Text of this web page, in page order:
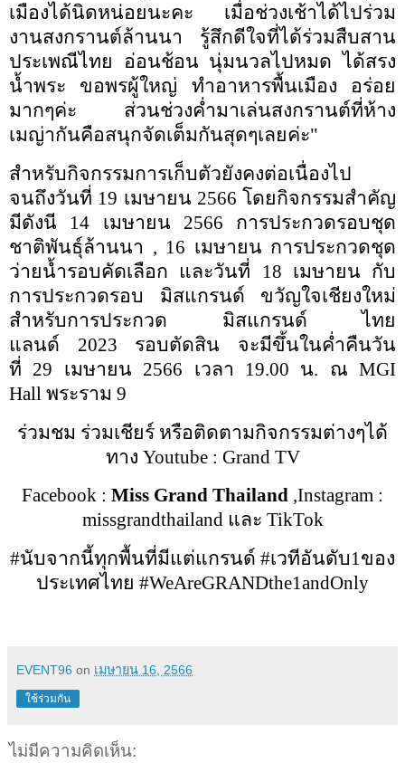
เมืองได้นิดหน่อยนะคะ
เมื่อช่วงเช้าได้ไปร่วม
งานสงกรานต์ล้านนา รู้สึกดีใจที่ได้ร่วมสืบสาน
ประเพณีไทย อ่อนช้อน นุ่มนวลไปหมด ได้สรง
น้ำพระ ขอพรผู้ใหญ่ ทำอาหารพื้นเมือง อร่อย
มากๆค่ะ ส่วนช่วงค่ำมาเล่นสงกรานต์ที่ห้าง
เมญ่ากันคือสนุกจัดเต็มกันสุดๆเลยค่ะ"
สำหรับกิจกรรมการเก็บตัวยังคงต่อเนื่องไป
จนถึงวันที่ 19 เมษายน 2566 โดยกิจกรรมสำคัญ
มีดังนี 14 เมษายน 2566 การประกวดรอบชุด
ชาติพันธุ์ล้านนา , 16 เมษายน การประกวดชุด
ว่ายน้ำรอบคัดเลือก และวันที่ 18 เมษายน กับ
การประกวดรอบ มิสแกรนด์ ขวัญใจเชียงใหม่
สำหรับการประกวด มิสแกรนด์ ไทย
แลนด์ 2023 รอบตัดสิน จะมีขึ้นในค่ำคืนวัน
ที่ 29 เมษายน 2566 เวลา 19.00 น. ณ MGI
Hall พระราม 9
ร่วมชม ร่วมเชียร์ หรือติดตามกิจกรรมต่างๆได้
ทาง Youtube : Grand TV
Facebook : Miss Grand Thailand ,Instagram :
missgrandthailand และ TikTok
#นับจากนี้ทุกพื้นที่มีแต่แกรนด์ #เวทีอันดับ1ของ
ประเทศไทย #WeAreGRANDthe1andOnly
EVENT96 on เมษายน 16, 2566
ใช้ร่วมกัน
ไม่มีความคิดเห็น: